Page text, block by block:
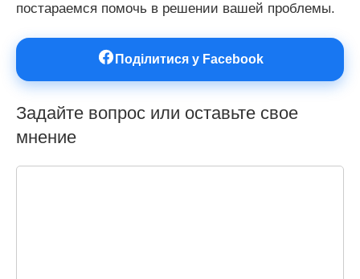
постараемся помочь в решении вашей проблемы.
Поділитися у Facebook
Задайте вопрос или оставьте свое
мнение